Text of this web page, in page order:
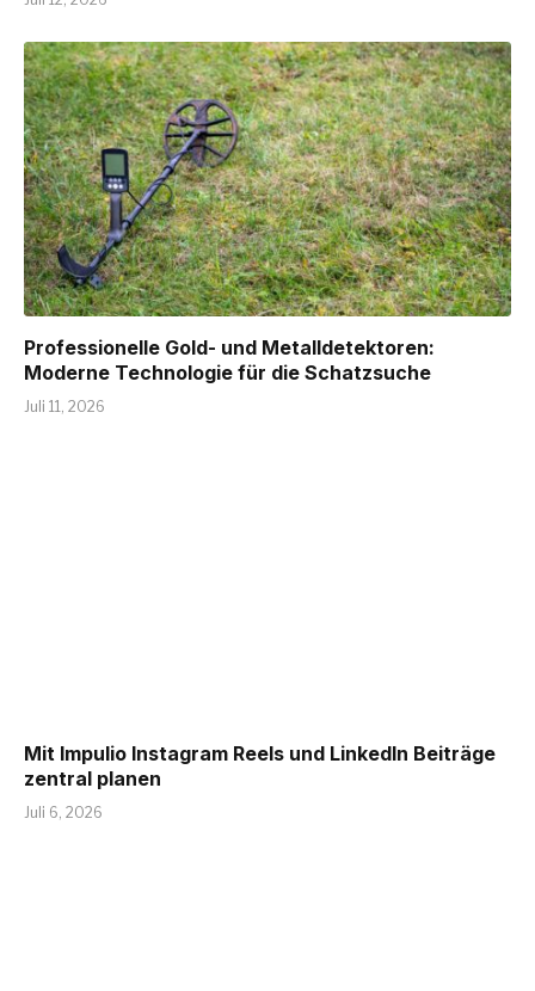
Professionelle Gold- und Metalldetektoren:
Moderne Technologie für die Schatzsuche
Juli 11, 2026
Mit Impulio Instagram Reels und LinkedIn Beiträge
zentral planen
Juli 6, 2026